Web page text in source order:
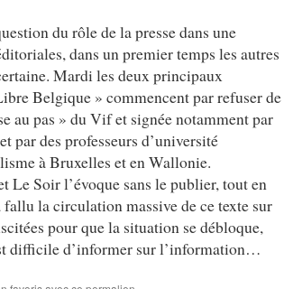
du rôle de la presse dans une
dans un premier temps les autres
Mardi les deux principaux
Belgique » commencent par refuser de
au pas » du Vif et signée notamment par
par des professeurs d’université
à Bruxelles et en Wallonie.
Soir l’évoque sans le publier, tout en
la circulation massive de ce texte sur
pour que la situation se débloque,
difficile d’informer sur l’information…